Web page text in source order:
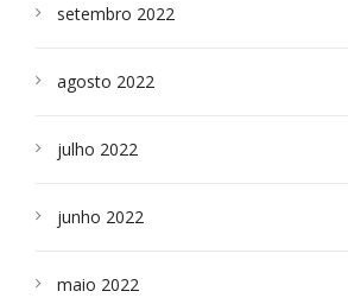
setembro 2022
agosto 2022
julho 2022
junho 2022
maio 2022